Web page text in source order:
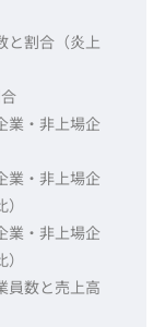
と割合（炎上
業・非上場企
業・非上場企
業・非上場企
員数と売上高